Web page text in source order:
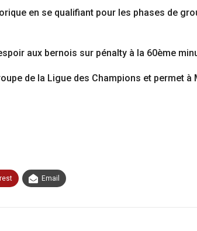
en se qualifiant pour les phases de
aux bernois sur pénalty à la 60ème
de la Ligue des Champions et permet à
Email